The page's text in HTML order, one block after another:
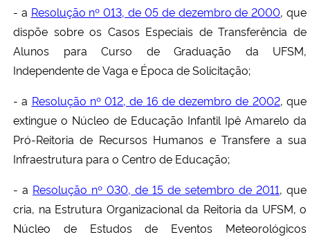
- a Resolução nº 013, de 05 de dezembro de 2000, que
dispõe sobre os Casos Especiais de Transferência de
Alunos para Curso de Graduação da UFSM,
Independente de Vaga e Época de Solicitação;
- a Resolução nº 012, de 16 de dezembro de 2002, que
extingue o Núcleo de Educação Infantil Ipê Amarelo da
Pró-Reitoria de Recursos Humanos e Transfere a sua
Infraestrutura para o Centro de Educação;
- a Resolução nº 030, de 15 de setembro de 2011, que
cria, na Estrutura Organizacional da Reitoria da UFSM, o
Núcleo de Estudos de Eventos Meteorológicos